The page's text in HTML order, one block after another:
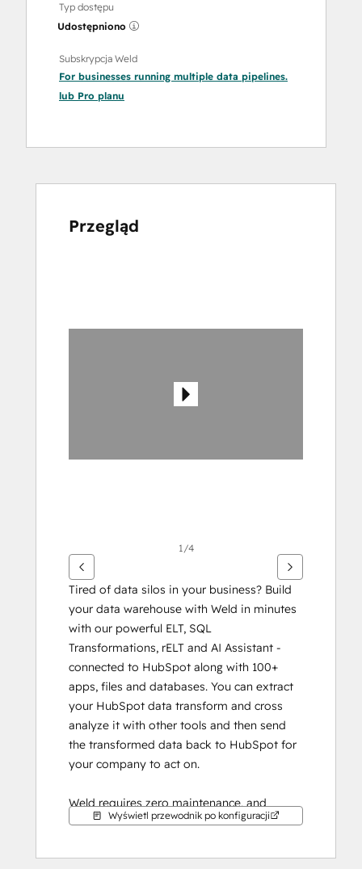
Typ dostępu
Udostępniono
Subskrypcja Weld
For businesses running multiple data pipelines.
lub Pro planu
Przegląd
1/4
Tired of data silos in your business? Build
your data warehouse with Weld in minutes
with our powerful ELT, SQL
Transformations, rELT and AI Assistant -
connected to HubSpot along with 100+
apps, files and databases. You can extract
your HubSpot data transform and cross
analyze it with other tools and then send
the transformed data back to HubSpot for
your company to act on.
Weld requires zero maintenance, and
automatically ensures that your data
data team can stop worrying about
Wyświetl przewodnik po konfiguracji